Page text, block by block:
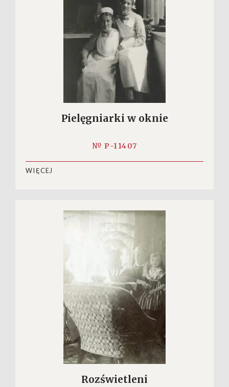
Pielęgniarki w oknie
№ P-11407
WIĘCEJ
Rozświetleni